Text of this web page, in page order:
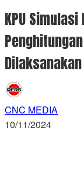
KPU
CNC MEDIA
10/11/2024